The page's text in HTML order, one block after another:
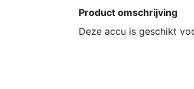
Product omschrijving
Deze accu is geschikt